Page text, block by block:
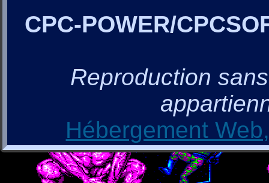
CPC-POWER/
Reproduction
Hébergement